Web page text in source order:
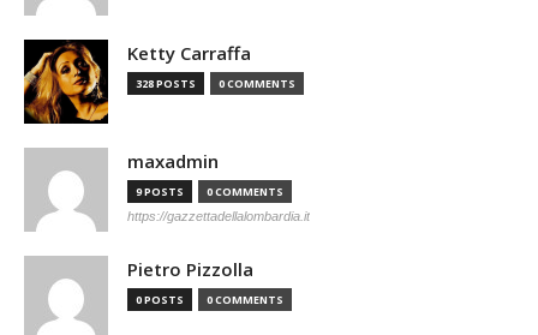
Ketty Carraffa
328 POSTS 0 COMMENTS
maxadmin
9 POSTS 0 COMMENTS
https://gazzettadellalombardia.it
Pietro Pizzolla
0 POSTS 0 COMMENTS